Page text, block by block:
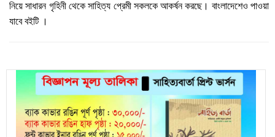
নিয়ে সাধারন গৃহিনী থেকে সাহিত্য প্রেমী সকলকে আকর্ষন করছে। বাংলাদেশেও পাওয়া
যাবে বইটি ।